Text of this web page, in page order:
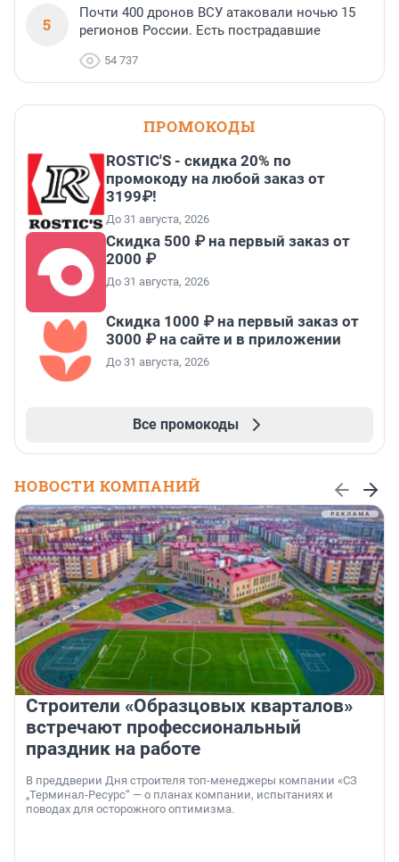
5
Почти 400 дронов ВСУ атаковали ночью 15
регионов России. Есть пострадавшие
54 737
ПРОМОКОДЫ
ROSTIC'S - скидка 20% по
промокоду на любой заказ от
3199₽!
До 31 августа, 2026
Скидка 500 ₽ на первый заказ от
2000 ₽
До 31 августа, 2026
Скидка 1000 ₽ на первый заказ от
3000 ₽ на сайте и в приложении
До 31 августа, 2026
Все промокоды
НОВОСТИ КОМПАНИЙ
Строители «Образцовых кварталов»
встречают профессиональный
праздник на работе
В преддверии Дня строителя топ-менеджеры компании «СЗ
„Терминал-Ресурс“ — о планах компании, испытаниях и
поводах для осторожного оптимизма.